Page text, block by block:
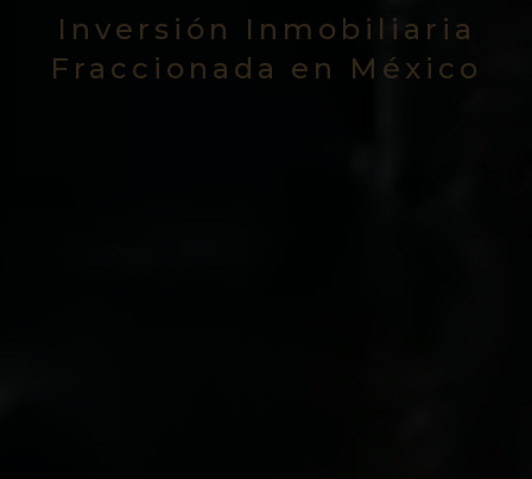
Inversión Inmobiliaria
Fraccionada en México